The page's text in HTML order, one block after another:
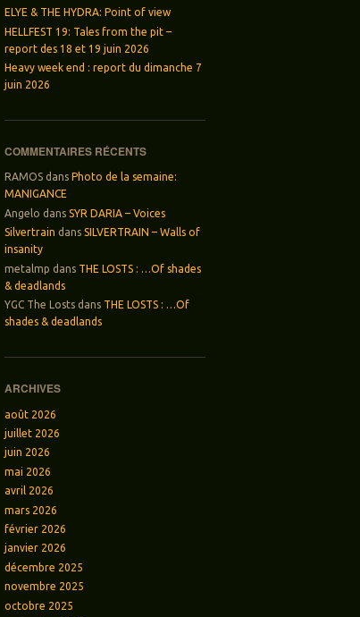
ELYE & THE HYDRA: Point of view
HELLFEST 19: Tales from the pit –
report des 18 et 19 juin 2026
Heavy week end : report du dimanche 7
juin 2026
COMMENTAIRES RÉCENTS
RAMOS dans Photo de la semaine:
MANIGANCE
Angelo dansSYR DARIA – Voices
Silvertrain dansSILVERTRAIN – Walls of
insanity
metalmp dans THE LOSTS : …Of shades
& deadlands
YGC The Losts dans THE LOSTS : …Of
shades & deadlands
ARCHIVES
août 2026
juillet 2026
juin 2026
mai 2026
avril 2026
mars 2026
février 2026
janvier 2026
décembre 2025
novembre 2025
octobre 2025